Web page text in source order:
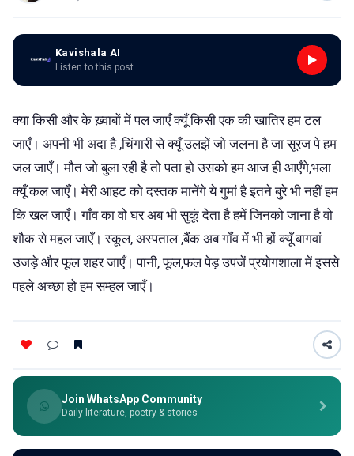
Kavishala AI
Listen to this post
क्या किसी और के ख़्वाबों में पल जाएँ क्यूँ किसी एक की खातिर हम टल
जाएँ। अपनी भी अदा है ,चिंगारी से क्यूँ उलझें जो जलना है जा सूरज पे हम
जल जाएँ। मौत जो बुला रही है तो पता हो उसको हम आज ही आएँगे,भला
क्यूँ कल जाएँ। मेरी आहट को दस्तक मानेंगे ये गुमां है इतने बुरे भी नहीं हम
कि खल जाएँ। गाँव का वो घर अब भी सुकूं देता है हमें जिनको जाना है वो
शौक से महल जाएँ। स्कूल, अस्पताल ,बैंक अब गाँव में भी हों क्यूँ बागवां
उजड़े और फूल शहर जाएँ। पानी, फूल,फल पेड़ उपजें प्रयोगशाला में इससे
पहले अच्छा हो हम सम्हल जाएँ।
Join WhatsApp Community
Daily literature, poetry & stories